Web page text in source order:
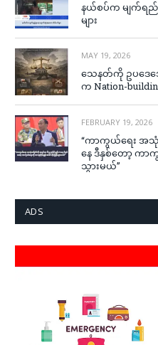
နယ်စပ်က မျက်ရည်
များ
MAY 19, 2026
သေနတ်ကို ဥပဒေအ
က Nation-
FEBRUARY 19, 2026
“ကာကွယ်ရေး အ
နေ ဒီနှစ်တော့ ကာ
သွားမယ်”
ADS